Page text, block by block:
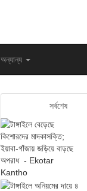
অন্যান্য
সর্বশেষ